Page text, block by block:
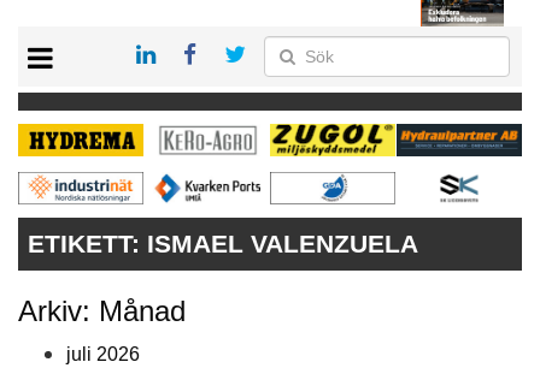
KONTAKT
VÅRA ANDRA MAGASIN
PRENUMERERA
ANNONSERA
ETIKETT: ISMAEL VALENZUELA
Arkiv: Månad
juli 2026